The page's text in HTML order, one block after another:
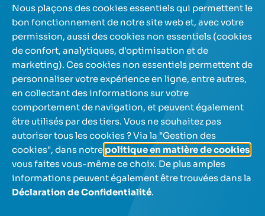
Plus d'articles
Nos comptes d'épargne
A propos de nous
Aide et contact
NL FR
Nous plaçons des cookies essentiels qui permettent le
bon fonctionnement de notre site web et, avec votre
permission, aussi des cookies non essentiels (cookies
de confort, analytiques, d'optimisation et de
marketing). Ces cookies non essentiels permettent de
personnaliser votre expérience en ligne, entre autres,
en collectant des informations sur votre
comportement de navigation, et peuvent également
être utilisés par des tiers. Vous ne souhaitez pas
autoriser tous les cookies ? Via la "Gestion des
cookies", dans notre politique en matière de cookies
vous faites vous-même ce choix. De plus amples
informations peuvent également être trouvées dans la
Déclaration de Confidentialité.